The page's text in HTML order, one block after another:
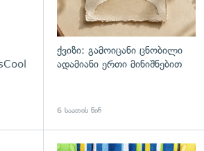
ქვიზი: გამოიცანი ცნობილი
ადამიანი ერთი მინიშნებით
6 საათის წინ